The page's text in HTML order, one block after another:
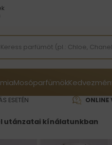
Mosóparfümök
ESETÉN ONLINE
utánzatai kínálatunkban